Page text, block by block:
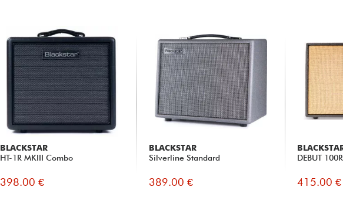
BLACKSTAR
HT-1R MKIII Combo
398.00 €
BLACKSTAR
Silverline Standard
389.00 €
DEBUT
415.00 €